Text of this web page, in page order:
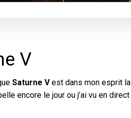
V
Saturne Vest dans mon esprit la
encore le jour ou j’ai vu en direct